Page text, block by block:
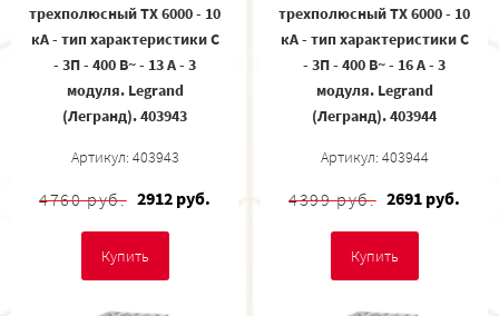
трехполюсный TX 6000 - 10
кА - тип характеристики С
- 3П - 400 В~ - 13 А - 3
модуля. Legrand
(Легранд). 403943
Артикул: 403943
4760 руб. 2912 руб.
Купить
трехполюсный TX 6000 - 10
кА - тип характеристики С
- 3П - 400 В~ - 16 А - 3
модуля. Legrand
(Легранд). 403944
Артикул: 403944
4399 руб. 2691 руб.
Купить